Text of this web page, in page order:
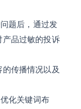
题后，通过发
品过敏的投诉
传播情况以及
化关键词布